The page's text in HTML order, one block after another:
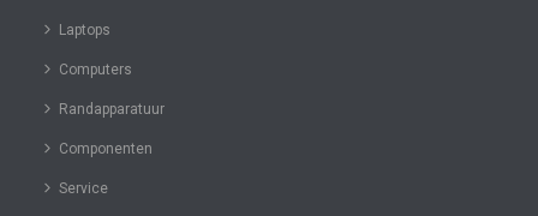
Laptops
Computers
Randapparatuur
Componenten
Service